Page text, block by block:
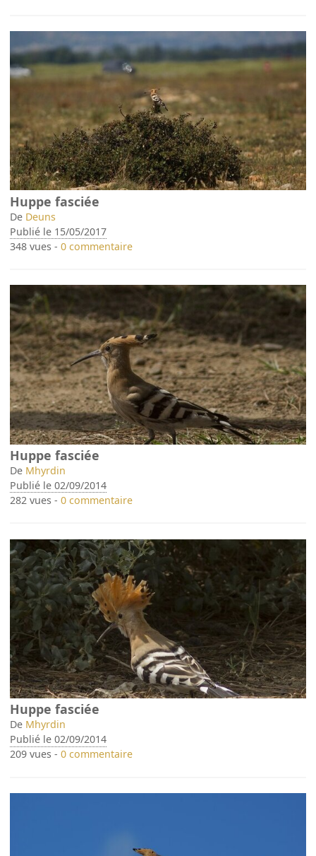
Huppe fasciée
De Deuns
Publié le 15/05/2017
348 vues -0 commentaire
Huppe fasciée
De Mhyrdin
Publié le 02/09/2014
282 vues -0 commentaire
Huppe fasciée
De Mhyrdin
Publié le 02/09/2014
209 vues -0 commentaire